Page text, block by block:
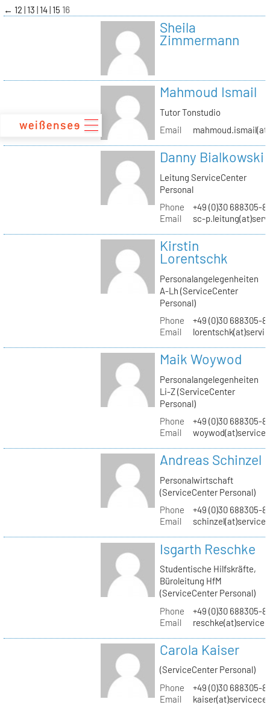
zum
Inhalt
← 12 13 14 15 16
Sheila
Zimmermann
Mahmoud Ismail
Tutor Tonstudio
Email
Danny Bialkowski
Leitung ServiceCenter
Personal
Phone
+49 (0)30 688305-
Email
sc-
Kirstin
Lorentschk
Personalangelegenheiten
A-Lh (ServiceCenter
Personal)
Phone
+49 (0)30 688305-
Email
Maik Woywod
Personalangelegenheiten
Li-Z (ServiceCenter
Personal)
Phone
+49 (0)30 688305-
Email
Andreas Schinzel
Personalwirtschaft
(ServiceCenter Personal)
Phone
+49 (0)30 688305-
Email
Isgarth Reschke
Studentische Hilfskräfte,
Büroleitung HfM
(ServiceCenter Personal)
Phone
+49 (0)30 688305-
Email
Carola Kaiser
(ServiceCenter Personal)
Phone
+49 (0)30 688305-
Email